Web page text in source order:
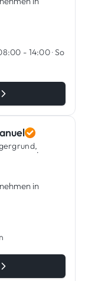
- 14:00·So
·
in